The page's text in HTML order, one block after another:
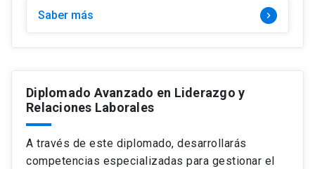
Saber más keyboard_arrow_right
Diplomado Avanzado en Liderazgo y
Relaciones Laborales
A través de este diplomado, desarrollarás
competencias especializadas para gestionar el